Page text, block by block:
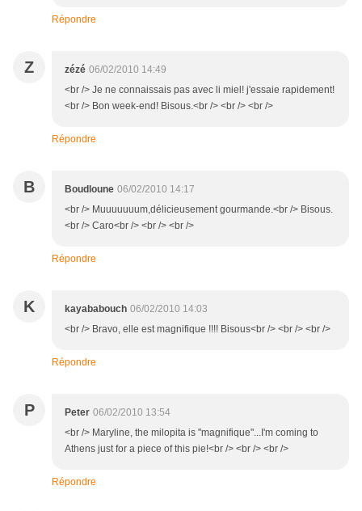
Répondre
Z zézé 06/02/2010 14:49
<br /> Je ne connaissais pas avec li miel! j'essaie rapidement!
<br /> Bon week-end! Bisous.<br /> <br /> <br />
Répondre
B Boudloune 06/02/2010 14:17
<br /> Muuuuuuum,délicieusement gourmande.<br /> Bisous.
<br /> Caro<br /> <br /> <br />
Répondre
K kayababouch 06/02/2010 14:03
<br /> Bravo, elle est magnifique !!!! Bisous<br /> <br /> <br />
Répondre
P Peter 06/02/2010 13:54
<br /> Maryline, the milopita is "magnifique"...I'm coming to
Athens just for a piece of this pie!<br /> <br /> <br />
Répondre